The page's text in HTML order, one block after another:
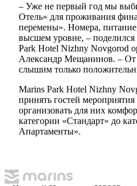
– Уже не первый год мы
Отель» для проживания
перемены». Номера,
высшем уровне, –
Park Hotel Nizhny Novgorod
Александр Мещанинов. – От
слышим только
Marins Park Hotel Nizhny
принять гостей
организовать для них
категории «Стандарт» до
Апартаменты».